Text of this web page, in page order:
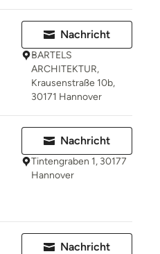
Nachricht
BARTELS
ARCHITEKTUR,
Krausenstraße 10b,
30171 Hannover
Nachricht
Tintengraben 1, 30177
Hannover
Nachricht